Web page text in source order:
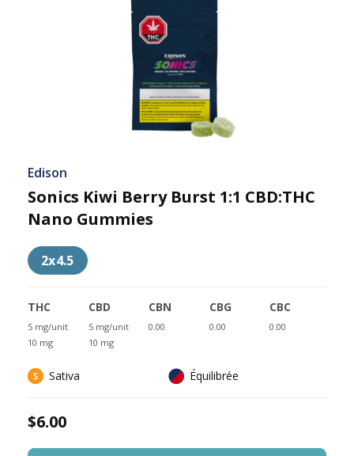
Edison
Sonics Kiwi Berry Burst 1:1 CBD:THC
Nano Gummies
2x4.5
THC
5 mg/unit
10 mg
CBD
5 mg/unit
10 mg
CBN
0.00
CBG
0.00
CBC
0.00
Sativa Équilibrée
$6.00